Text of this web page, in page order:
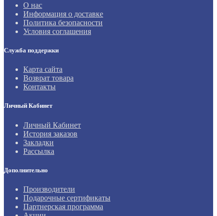
О нас
Информация о доставке
Политика безопасности
Условия соглашения
Служба поддержки
Карта сайта
Возврат товара
Контакты
Личный Кабинет
Личный Кабинет
История заказов
Закладки
Рассылка
Дополнительно
Производители
Подарочные сертификаты
Партнерская программа